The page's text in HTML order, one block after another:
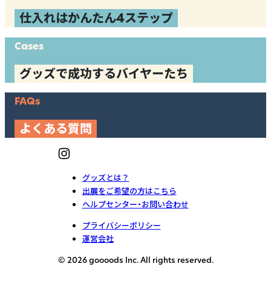
仕入れはかんたん4ステップ
Cases
グッズで成功するバイヤーたち
FAQs
よくある質問
グッズとは？
出展をご希望の方はこちら
ヘルプセンター・お問い合わせ
プライバシーポリシー
運営会社
© 2026 goooods Inc. All rights reserved.